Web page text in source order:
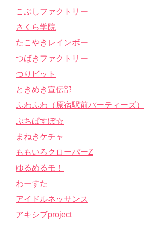
こぶしファクトリー
さくら学院
たこやきレインボー
つばきファクトリー
つりビット
ときめき宣伝部
ふわふわ（原宿駅前パーティーズ）
ぷちぱすぽ☆
まねきケチャ
ももいろクローバーZ
ゆるめるモ！
わーすた
アイドルネッサンス
アキシブproject